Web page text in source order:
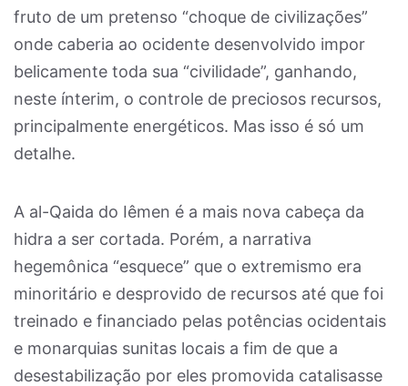
fruto de um pretenso “choque de civilizações”
onde caberia ao ocidente desenvolvido impor
belicamente toda sua “civilidade”, ganhando,
neste ínterim, o controle de preciosos recursos,
principalmente energéticos. Mas isso é só um
detalhe.
A al-Qaida do Iêmen é a mais nova cabeça da
hidra a ser cortada. Porém, a narrativa
hegemônica “esquece” que o extremismo era
minoritário e desprovido de recursos até que foi
treinado e financiado pelas potências ocidentais
e monarquias sunitas locais a fim de que a
desestabilização por eles promovida catalisasse